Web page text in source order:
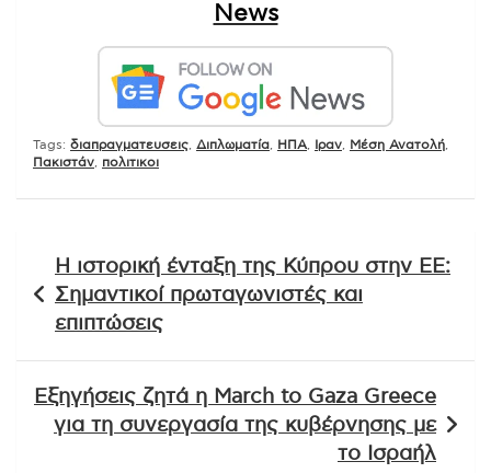
News
Tags: διαπραγματευσεις Διπλωματία ΗΠΑ Ιραν Μέση Ανατολή
Πακιστάν
πολιτικοι
άρθρων
Η ιστορική ένταξη της Κύπρου στην ΕΕ:
Σημαντικοί πρωταγωνιστές και
επιπτώσεις
Εξηγήσεις ζητά η March to Gaza Greece
για τη συνεργασία της κυβέρνησης με
το Ισραήλ